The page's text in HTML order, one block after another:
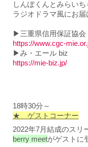
しんぽくんとみらいち
ラジオドラマ風にお届
▶三重県信用保証協会
https://www.cgc-
▶み・エール biz
https://mie-biz.jp/
18時30分～
★ ゲストコーナー
2022年7月結成のスリ
berry meetがゲストに